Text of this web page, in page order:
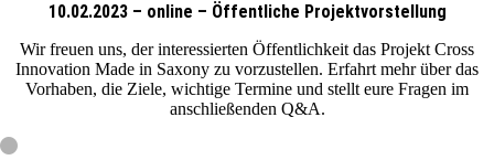
10.02.2023 – online – Öffentliche Projektvorstellung
Wir freuen uns, der interessierten Öffentlichkeit das Projekt Cross
Innovation Made in Saxony zu vorzustellen. Erfahrt mehr über das
Vorhaben, die Ziele, wichtige Termine und stellt eure Fragen im
anschließenden Q&A.